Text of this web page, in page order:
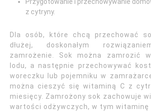
z cytryny.
Dla osób, które chcą przechować
dłużej, doskonałym
zamrożenie. Sok można zamrozić
lodu, a następnie przechowywać
woreczku lub pojemniku w
można cieszyć się witaminą C z
miesięcy. Zamrożony sok zachowuje
wartości odżywczych, w tym witaminę